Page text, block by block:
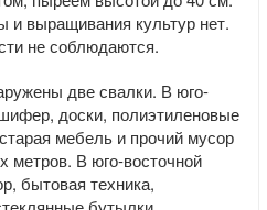
и выращивания культур нет.
не соблюдаются.
две свалки. В юго-
доски, полиэтиленовые
мебель и прочий мусор
метров. В юго-восточной
бытовая техника,